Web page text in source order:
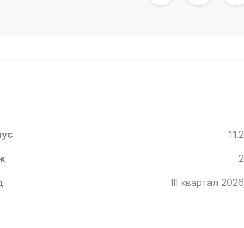
11.2
2
III квартал 2026